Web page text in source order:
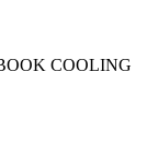
COOLING